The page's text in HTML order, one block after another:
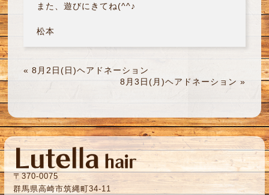
また、遊びにきてね(^^♪
松本
« 8月2日(日)ヘアドネーション
8月3日(月)ヘアドネーション »
〒370-0075
群馬県高崎市筑縄町34-11